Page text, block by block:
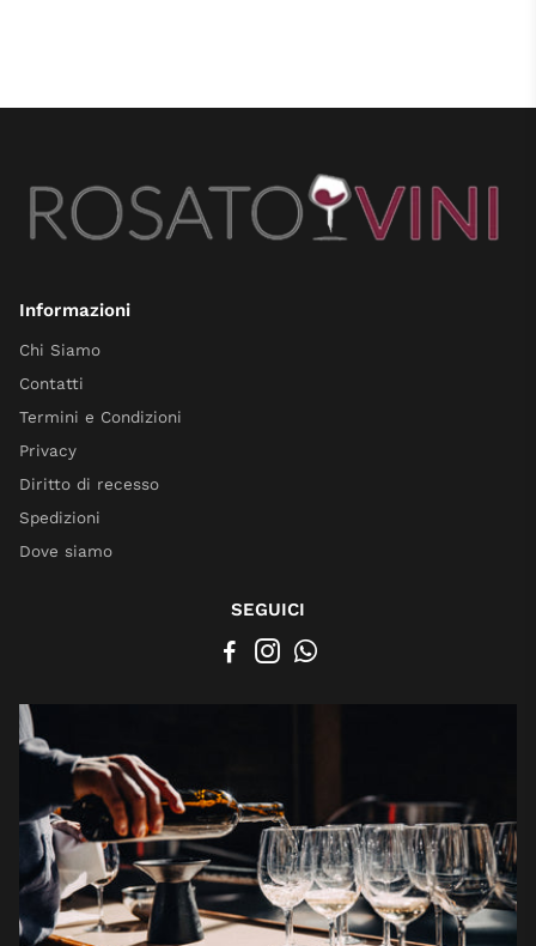
Informazioni
Chi Siamo
Contatti
Termini e Condizioni
Privacy
Diritto di recesso
Spedizioni
Dove siamo
SEGUICI